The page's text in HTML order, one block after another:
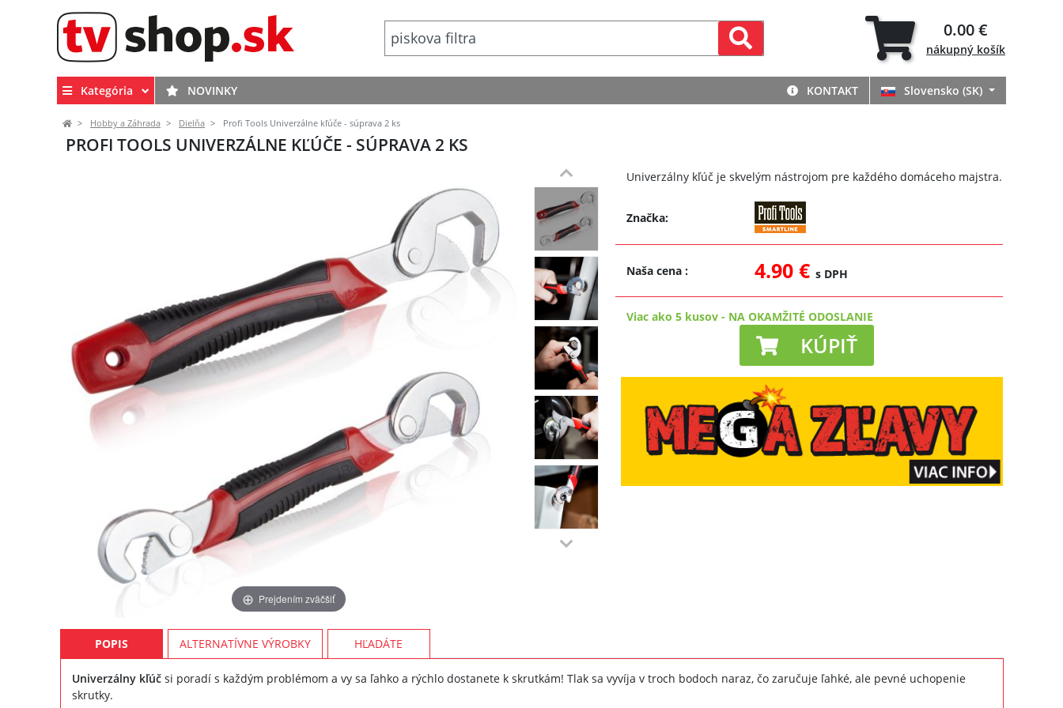
0.00 €
nákupný košík
Kategória NOVINKY KONTAKT Slovensko (SK)
Hobby a Záhrada Dielňa Profi Tools Univerzálne kľúče - súprava 2 ks
PROFI TOOLS UNIVERZÁLNE KĽÚČE - SÚPRAVA 2 KS
Prejdením zväčšiť
Univerzálny kľúč je skvelým nástrojom pre každého domáceho majstra.
Značka:
Naša cena: 4.90 €s DPH
Viac ako 5 kusov - NA OKAMŽITÉ ODOSLANIE
KÚPIŤ
POPIS ALTERNATÍVNE VÝROBKY HĽADÁTE
Univerzálny kľúčsi poradí s každým problémom a vy sa ľahko a rýchlo dostanete k skrutkám! Tlak sa vyvíja v troch bodoch naraz, čo zaručuje ľahké, ale pevné uchopenie
skrutky.